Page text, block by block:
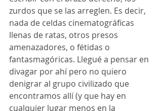
zurdos que se las arreglen. Es decir,
nada de celdas cinematográficas
llenas de ratas, otros presos
amenazadores, o fétidas o
fantasmagóricas. Llegué a pensar en
divagar por ahí pero no quiero
denigrar al grupo civilizado que
encontramos allí (y que hay en
cualquier lugar menos en la